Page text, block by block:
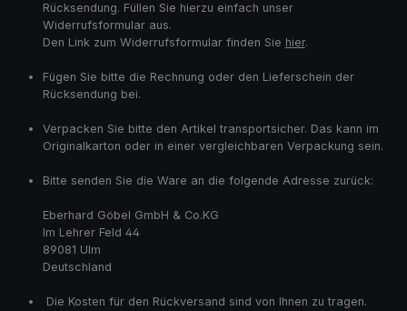
Rücksendung. Füllen Sie hierzu einfach unser
Widerrufsformular aus.
Den Link zum Widerrufsformular finden Sie hier.
Fügen Sie bitte die Rechnung oder den Lieferschein der
Rücksendung bei.
Verpacken Sie bitte den Artikel transportsicher. Das kann im
Originalkarton oder in einer vergleichbaren Verpackung sein.
Bitte senden Sie die Ware an die folgende Adresse zurück:
Eberhard Göbel GmbH & Co.KG
Im Lehrer Feld 44
89081 Ulm
Deutschland
Die Kosten für den Rückversand sind von Ihnen zu tragen.